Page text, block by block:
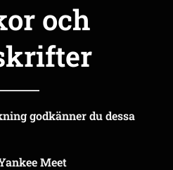
och
godkänner du dessa
Meet